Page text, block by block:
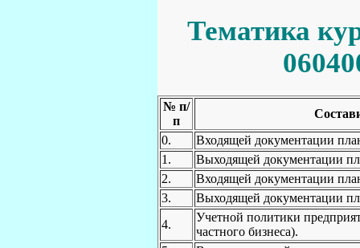
Тематика
№ п/
п
0.
Входящей документации
1.
Выходящей документации
2.
Входящей документации
3.
Выходящей документации
4.
Учетной политики
частного бизнеса).